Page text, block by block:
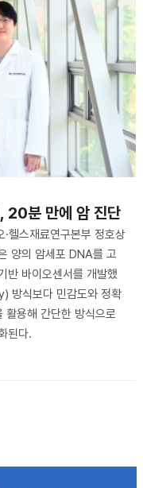
20분 만에 암 진단
헬스재료연구본부 정호상
양의 암세포 DNA를 고
반 바이오센서를 개발했
방식보다 민감도와 정확
활용해 간단한 방식으로
된다.